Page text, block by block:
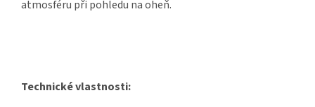
atmosféru při pohledu na oheň.
Technické vlastnosti: